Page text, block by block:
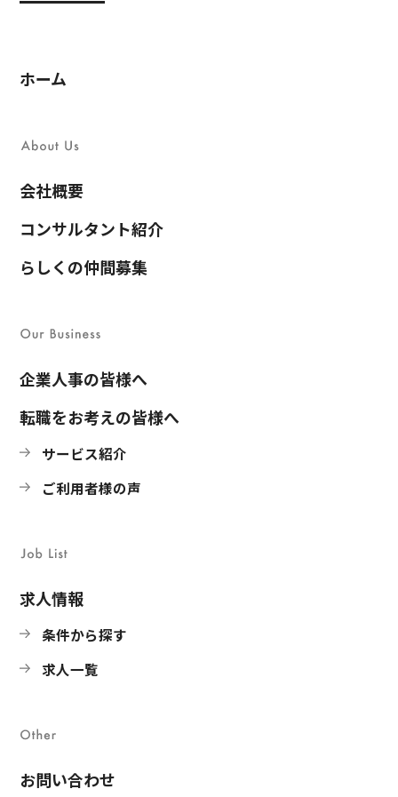
ホーム
会社概要
コンサルタント紹介
らしくの仲間募集
企業人事の皆様へ
転職をお考えの皆様へ
サービス紹介
ご利用者様の声
求人情報
条件から探す
求人一覧
お問い合わせ